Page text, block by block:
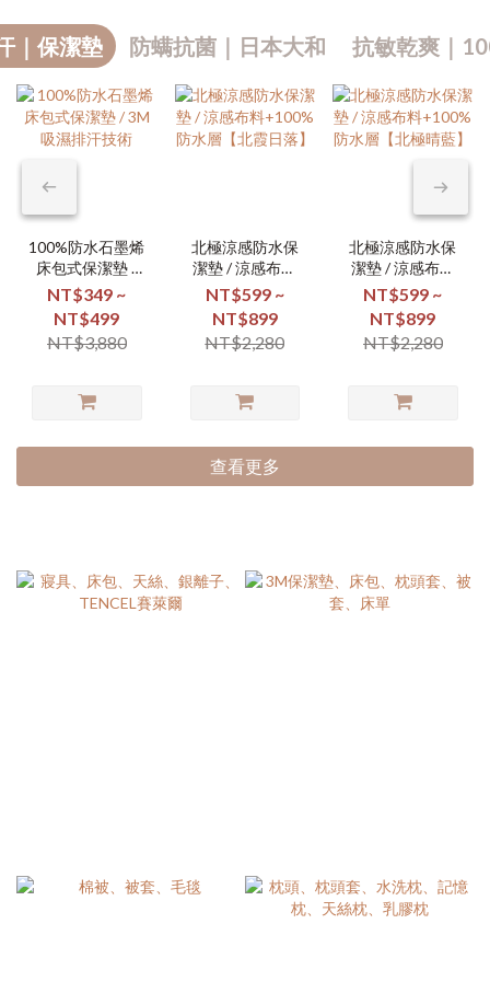
｜保潔墊 防螨抗菌｜日本大和 抗敏乾爽｜
100%防水石墨烯
床包式保潔墊 /
3M吸濕排汗技術
NT$349 ~
NT$499
NT$3,880
北極涼感防水保
潔墊 / 涼感布料
+100%防水層
【北霞日落】
NT$599 ~
NT$899
NT$2,280
北極涼感防水保
潔墊 / 涼感布料
+100%防水層
【北極晴藍】
NT$599 ~
NT$899
NT$2,280
查看更多